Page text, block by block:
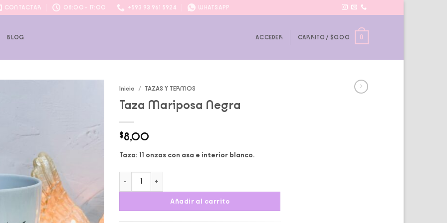
CONTACTAR 08:00 - 17:00 +593 93 961 5924 WHATSAPP
BLOG ACCEDER CARRITO / $0,00 0
Inicio / TAZAS Y TERMOS
Taza Mariposa Negra
$8,00
Taza: 11 onzas con asa e interior blanco.
Taza Mariposa Negra cantidad
Añadir al carrito